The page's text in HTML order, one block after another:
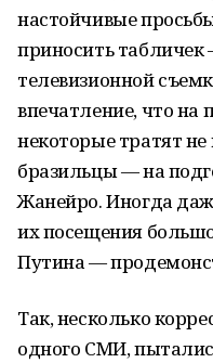
настойчивые
приносить
телевизионной
впечатление, что на
некоторые тратят
бразильцы — на
Жанейро. Иногда
их посещения
Путина —
Так, несколько
одного СМИ,